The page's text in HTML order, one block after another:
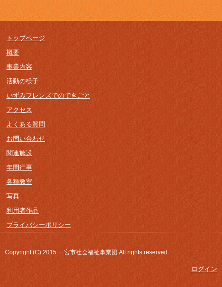
トップページ
概要
事業内容
活動の様子
いずみフレンズでのできごと
アクセス
よくある質問
お問い合わせ
関連施設
年間行事
各種教室
写真
利用者作品
プライバシーポリシー
Copyright (C) 2015 一宮市社会福祉事業団 All rights reserved.
ログイン